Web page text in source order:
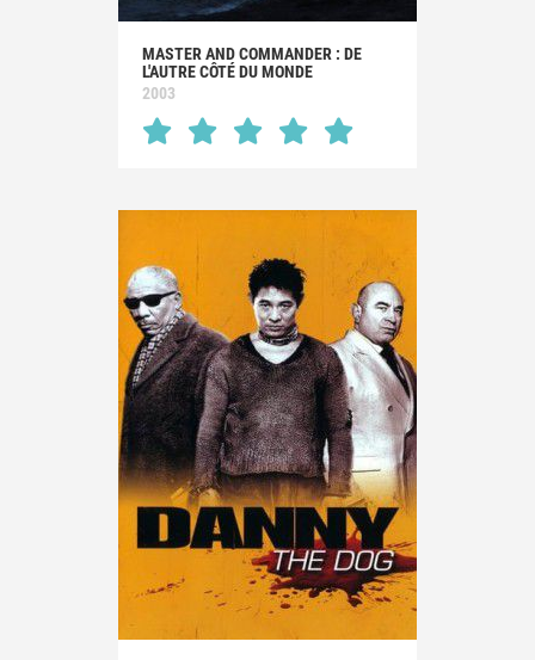
MASTER AND COMMANDER : DE
L'AUTRE CÔTÉ DU MONDE
2003